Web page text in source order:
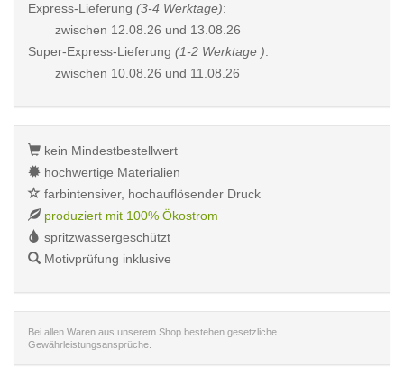
Express-Lieferung (3-4 Werktage):
zwischen 12.08.26 und 13.08.26
Super-Express-Lieferung (1-2 Werktage ):
zwischen 10.08.26 und 11.08.26
kein Mindestbestellwert
hochwertige Materialien
farbintensiver, hochauflösender Druck
produziert mit 100% Ökostrom
spritzwassergeschützt
Motivprüfung inklusive
Bei allen Waren aus unserem Shop bestehen gesetzliche
Gewährleistungsansprüche.